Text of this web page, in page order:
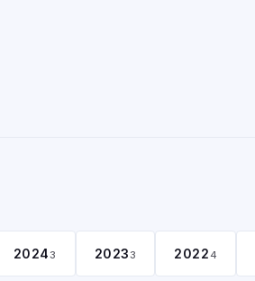
20243 20233 20224